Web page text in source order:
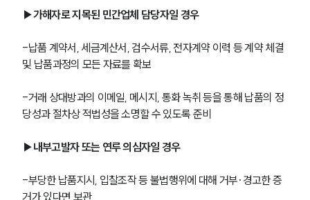
대륜법률상담예약
▶가해자로 지목된 민간업체 담당자일 경우
-납품 계약서, 세금계산서, 검수서류, 전자계약 이력 등 계약 체결
및 납품과정의 모든 자료를 확보
-거래 상대방과의 이메일, 메시지, 통화 녹취 등을 통해 납품의 정
당성과 절차상 적법성을 소명할 수 있도록 준비
▶내부고발자 또는 연루 의심자일 경우
-부당한 납품지시, 입찰조작 등 불법행위에 대해 거부·경고한 증
거가 있다면 보관